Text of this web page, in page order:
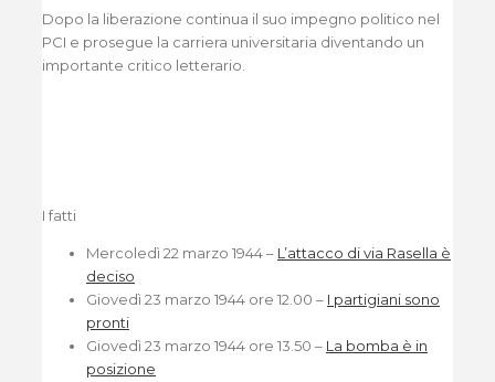
Dopo la liberazione continua il suo impegno politico nel
PCI e prosegue la carriera universitaria diventando un
importante critico letterario.
I fatti
Mercoledì 22 marzo 1944 – L’attacco di via Rasella è
deciso
Giovedì 23 marzo 1944 ore 12.00 – I partigiani sono
pronti
Giovedì 23 marzo 1944 ore 13.50 – La bomba è in
posizione